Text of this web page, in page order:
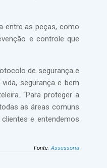
entre as peças, como
e controle que
de segurança e
segurança e bem
“Para proteger a
as áreas comuns
e entendemos
Fonte:Assessoria